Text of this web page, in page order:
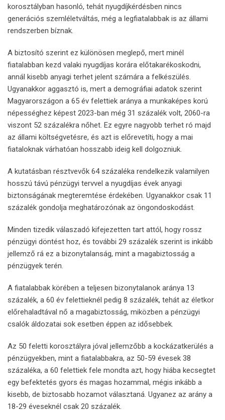
korosztályban hasonló, tehát nyugdíjkérdésben nincs
generációs szemléletváltás, még a legfiatalabbak is az állami
rendszerben bíznak.
A biztosító szerint ez különösen meglepő, mert minél
fiatalabban kezd valaki nyugdíjas korára előtakarékoskodni,
annál kisebb anyagi terhet jelent számára a felkészülés.
Ugyanakkor aggasztó is, mert a demográfiai adatok szerint
Magyarországon a 65 év felettiek aránya a munkaképes korú
népességhez képest 2023-ban még 31 százalék volt, 2060-ra
viszont 52 százalékra nőhet. Ez egyre nagyobb terhet ró majd
az állami költségvetésre, és azt is előrevetíti, hogy a mai
fiataloknak várhatóan hosszabb ideig kell dolgozniuk.
A kutatásban résztvevők 64 százaléka rendelkezik valamilyen
hosszú távú pénzügyi tervvel a nyugdíjas évek anyagi
biztonságának megteremtése érdekében. Ugyanakkor csak 11
százalék gondolja meghatározónak az öngondoskodást.
Minden tizedik válaszadó kifejezetten tart attól, hogy rossz
pénzügyi döntést hoz, és további 29 százalék szerint is inkább
jellemző rá ez a bizonytalanság, mint a magabiztosság a
pénzügyek terén.
A fiatalabbak körében a teljesen bizonytalanok aránya 13
százalék, a 60 év felettieknél pedig 8 százalék, tehát az életkor
előrehaladtával nő a magabiztosság, miközben a pénzügyi
csalók áldozatai sok esetben éppen az idősebbek.
Az 50 feletti korosztályra jóval jellemzőbb a kockázatkerülés a
pénzügyekben, mint a fiatalabbakra, az 50-59 évesek 38
százaléka, a 60 felettiek fele mondta azt, hogy hiába kecsegtet
egy befektetés gyors és magas hozammal, mégis inkább a
kisebb, de biztosabb hozamot választaná. Ugyanez az arány a
18-29 éveseknél csak 20 százalék.